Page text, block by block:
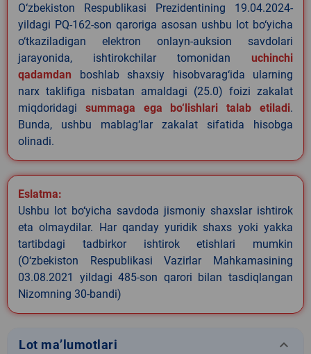
O‘zbekiston Respublikasi Prezidentining 19.04.2024-
yildagi PQ-162-son qaroriga asosan ushbu lot bo‘yicha
o‘tkaziladigan elektron onlayn-auksion savdolari
jarayonida, ishtirokchilar tomonidan uchinchi
qadamdan boshlab shaxsiy hisobvarag‘ida ularning
narx taklifiga nisbatan amaldagi (25.0) foizi zakalat
miqdoridagi summaga ega bo‘lishlari talab etiladi.
Bunda, ushbu mablag‘lar zakalat sifatida hisobga
olinadi.
Eslatma:
Ushbu lot bo‘yicha savdoda jismoniy shaxslar ishtirok
eta olmaydilar. Har qanday yuridik shaxs yoki yakka
tartibdagi tadbirkor ishtirok etishlari mumkin
(O‘zbekiston Respublikasi Vazirlar Mahkamasining
03.08.2021 yildagi 485-son qarori bilan tasdiqlangan
Nizomning 30-bandi)
Lot ma’lumotlari keyboard_arrow_down